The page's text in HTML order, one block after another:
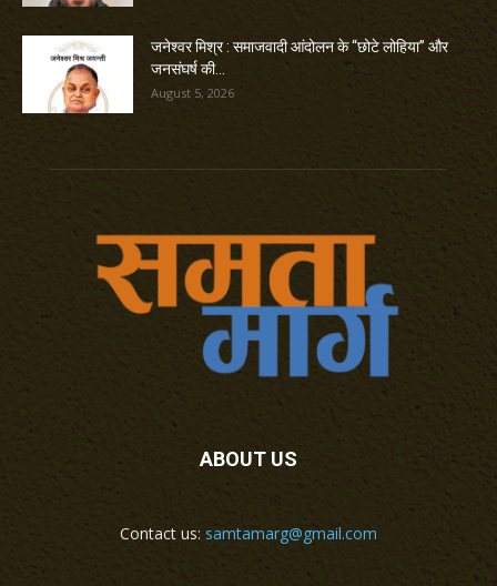
जनेश्वर मिश्र : समाजवादी आंदोलन के “छोटे लोहिया” और
जनसंघर्ष की...
August 5, 2026
ABOUT US
Contact us: samtamarg@gmail.com